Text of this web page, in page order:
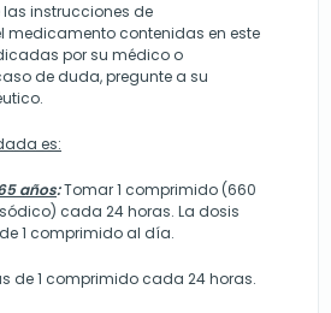
instrucciones de
medicamento contenidas en este
por su médico o
de duda, pregunte a su
es:
años:Tomar 1 comprimido (660
cada 24 horas. La dosis
1 comprimido al día.
de 1 comprimido cada 24 horas.